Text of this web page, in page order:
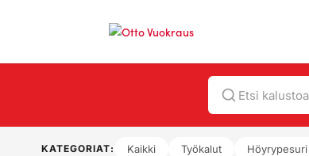
Hae
KATEGORIAT: Kaikki Työkalut Höyrypesuri